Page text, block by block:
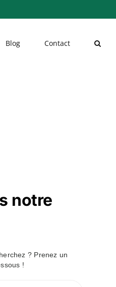
Blog Contact
notre
? Prenez un
!